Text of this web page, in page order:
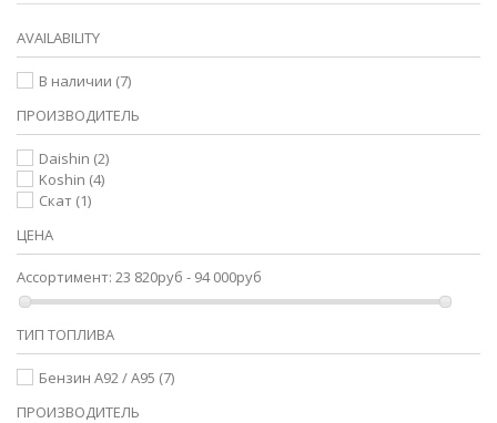
AVAILABILITY
В наличии (7)
ПРОИЗВОДИТЕЛЬ
Daishin (2)
Koshin (4)
Скат (1)
ЦЕНА
Ассортимент: 23 820руб - 94 000руб
ТИП ТОПЛИВА
Бензин А92 / А95 (7)
ПРОИЗВОДИТЕЛЬ